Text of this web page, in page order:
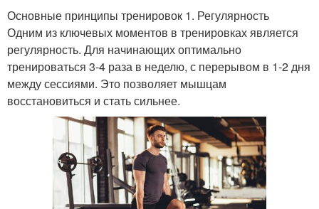
Основные принципы тренировок 1. Регулярность
Одним из ключевых моментов в тренировках является
регулярность. Для начинающих оптимально
тренироваться 3-4 раза в неделю, с перерывом в 1-2 дня
между сессиями. Это позволяет мышцам
восстановиться и стать сильнее.